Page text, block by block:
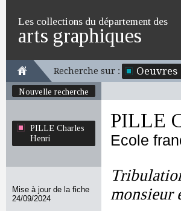
Les collections du département des
arts graphiques
Recherche sur : Oeuvres
Nouvelle recherche
PILLE Charles
Henri
Mise à jour de la fiche
24/09/2024
PILLE
Ecole
monsieur